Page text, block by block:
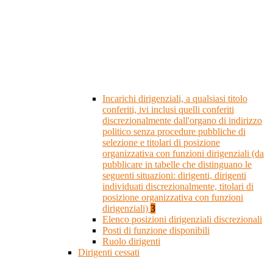
Incarichi dirigenziali, a qualsiasi titolo
conferiti, ivi inclusi quelli conferiti
discrezionalmente dall'organo di indirizzo
politico senza procedure pubbliche di
selezione e titolari di posizione
organizzativa con funzioni dirigenziali (da
pubblicare in tabelle che distinguano le
seguenti situazioni: dirigenti, dirigenti
individuati discrezionalmente, titolari di
posizione organizzativa con funzioni
dirigenziali) 3
Elenco posizioni dirigenziali discrezionali
Posti di funzione disponibili
Ruolo dirigenti
Dirigenti cessati